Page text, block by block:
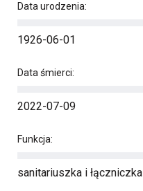
Data urodzenia:
1926-06-01
Data śmierci:
2022-07-09
Funkcja:
sanitariuszka i łączniczka